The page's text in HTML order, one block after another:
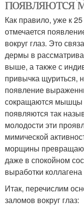
Как правило, уже к
отмечается
вокруг глаз. Это
дермы в
выше, а также с
привычка щуриться,
появление
сокращаются мышцы
появляются так
молодости эти
мимической
морщины
даже в спокойном
выработки
Итак, перечислим
заломов вокруг глаз: